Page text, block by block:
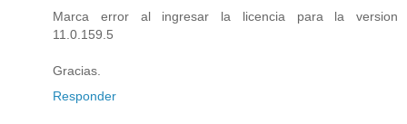
Marca error al ingresar la licencia para la version
11.0.159.5
Gracias.
Responder